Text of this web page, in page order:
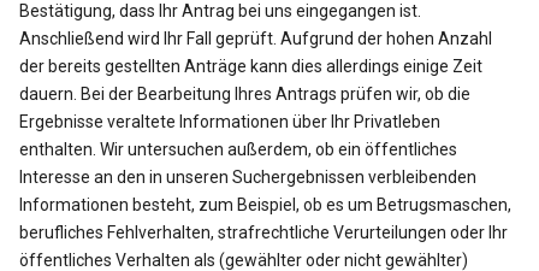
Bestätigung, dass Ihr Antrag bei uns eingegangen ist.
Anschließend wird Ihr Fall geprüft. Aufgrund der hohen Anzahl
der bereits gestellten Anträge kann dies allerdings einige Zeit
dauern. Bei der Bearbeitung Ihres Antrags prüfen wir, ob die
Ergebnisse veraltete Informationen über Ihr Privatleben
enthalten. Wir untersuchen außerdem, ob ein öffentliches
Interesse an den in unseren Suchergebnissen verbleibenden
Informationen besteht, zum Beispiel, ob es um Betrugsmaschen,
berufliches Fehlverhalten, strafrechtliche Verurteilungen oder Ihr
öffentliches Verhalten als (gewählter oder nicht gewählter)